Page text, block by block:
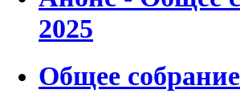
2025
Общее